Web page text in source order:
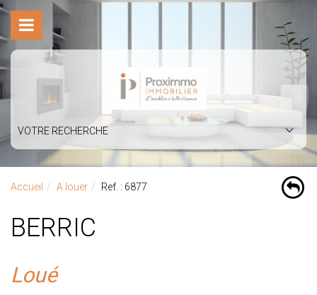
VOTRE RECHERCHE
Accueil A louer Ref. : 6877
BERRIC
Loué